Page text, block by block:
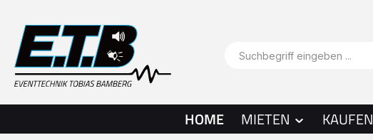
HOME MIETEN KAUFEN